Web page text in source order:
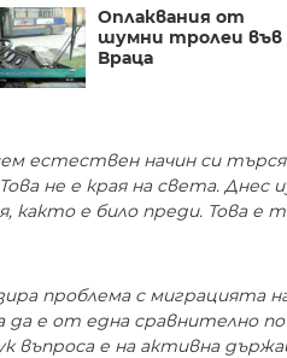
Оплаквания от
шумни тролеи във
Враца
естествен начин си
не е края на света. Днес
както е било преди. Това е
проблема с миграцията
е от една сравнително
е на активна